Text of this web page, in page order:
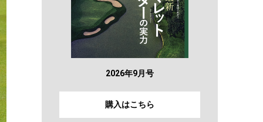
2026年9月号
購入はこちら